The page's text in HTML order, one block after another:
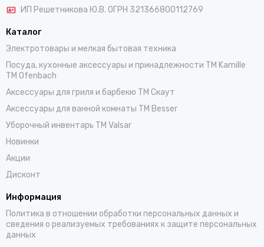
ИП Решетникова Ю.В. ОГРН 321366800112769
Каталог
Электротовары и мелкая бытовая техника
Посуда, кухонные аксессуары и принадлежности TM Kamille
TM Ofenbach
Аксессуары для гриля и барбекю TM Скаут
Аксессуары для ванной комнаты TM Besser
Уборочный инвентарь TM Valsar
Новинки
Акции
Дисконт
Информация
Политика в отношении обработки персональных данных и
сведения о реализуемых требованиях к защите персональных
данных